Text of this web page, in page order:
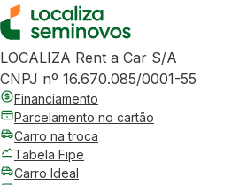
LOCALIZA Rent a Car S/A
CNPJ nº 16.670.085/0001-55
Financiamento
Parcelamento no cartão
Carro na troca
Tabela Fipe
Carro Ideal